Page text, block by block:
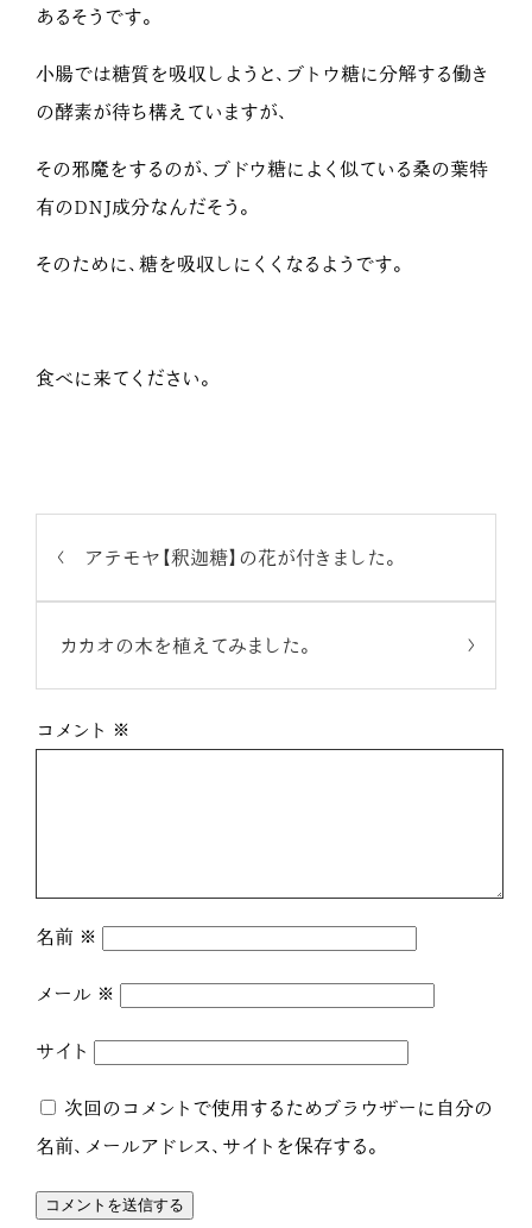
あるそうです。
小腸では糖質を吸収しようと、ブトウ糖に分解する働き
の酵素が待ち構えていますが、
その邪魔をするのが、ブドウ糖によく似ている桑の葉特
有のDNJ成分なんだそう。
そのために、糖を吸収しにくくなるようです。
食べに来てください。
アテモヤ【釈迦糖】の花が付きました。
カカオの木を植えてみました。
コメント ※
名前 ※
メール ※
サイト
次回のコメントで使用するためブラウザーに自分の
名前、メールアドレス、サイトを保存する。